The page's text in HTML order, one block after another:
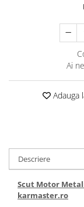
Carlige Hyundai
Carlige Infiniti
Carlige Iveco
Carlige Jaecoo
Carlige Jaecoo E5
Carlige Jeep
Carlige Kia
Carlige Kia EV4
Ai
Adauga
Descriere
Scut Motor
karmaster.ro